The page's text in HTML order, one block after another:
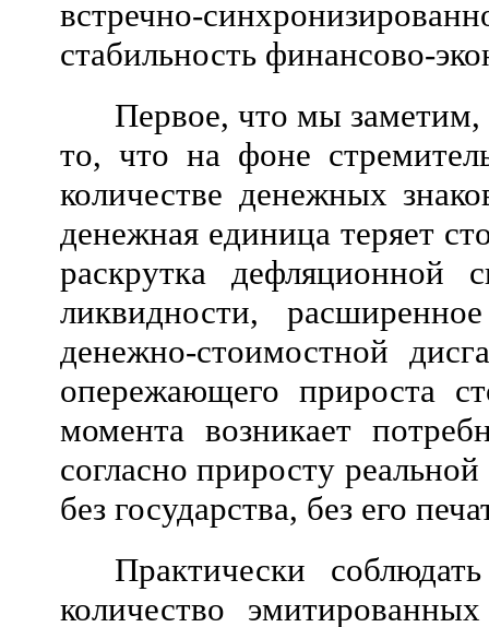
встречно-
стабильность финансово-
Первое, что мы заметим,
то, что на фоне
количестве денежных
денежная единица теряет
раскрутка дефляционной
ликвидности,
денежно-стоимостной
опережающего прироста
момента возникает
согласно приросту
без государства, без его
Практически
количество